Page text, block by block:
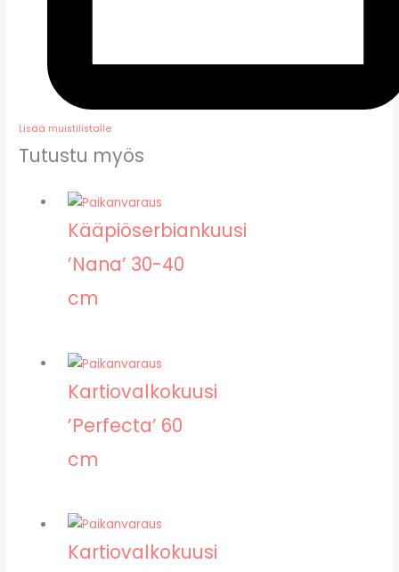
Lisää muistilistalle
Tutustu myös
Kääpiöserbiankuusi
’Nana’ 30-40
cm
Kartiovalkokuusi
’Perfecta’ 60
cm
Kartiovalkokuusi